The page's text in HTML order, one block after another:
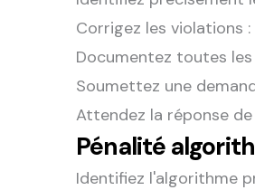
Corrigez les violations
Documentez toutes
Soumettez une
Attendez la réponse
Pénalité
Identifiez l'algorithme